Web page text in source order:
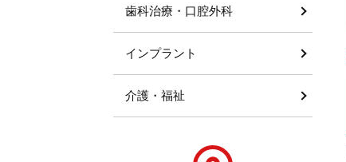
歯科治療・口腔外科
インプラント
介護・福祉